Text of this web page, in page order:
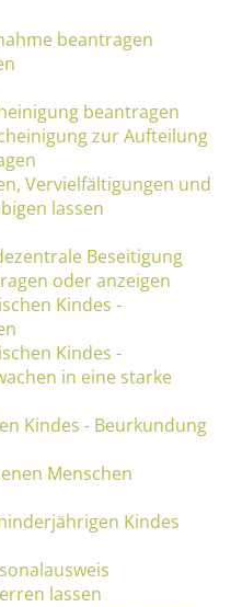
beantragen
beantragen
zur Aufteilung
Vervielfältigungen und
lassen
Beseitigung
oder anzeigen
Kindes -
Kindes -
in eine starke
Kindes - Beurkundung
Menschen
Kindes
lassen